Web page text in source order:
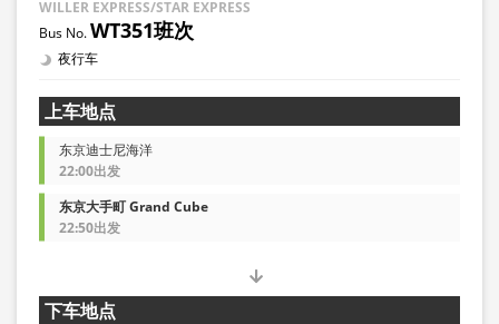
WILLER EXPRESS/STAR EXPRESS
WT351班次
夜行车
上车地点
东京迪士尼海洋
22:00出发
东京大手町 Grand Cube
22:50出发
下车地点